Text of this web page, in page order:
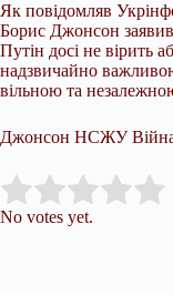
Як повідомляв
Борис Джонсон
Путін досі не вірить
надзвичайно
вільною та
Джонсон НСЖУ Війна
Rate this item:
No votes yet.